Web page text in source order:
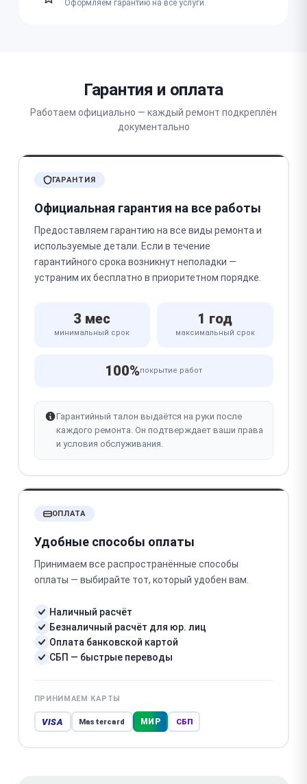
Оформляем гарантию на все услуги.
Гарантия и оплата
Работаем официально — каждый ремонт подкреплён
документально
ГАРАНТИЯ
Официальная гарантия на все работы
Предоставляем гарантию на все виды ремонта и
используемые детали. Если в течение
гарантийного срока возникнут неполадки —
устраним их бесплатно в приоритетном порядке.
3 мес
минимальный срок
1 год
максимальный срок
100%покрытие работ
Гарантийный талон выдаётся на руки после
каждого ремонта. Он подтверждает ваши права
и условия обслуживания.
ОПЛАТА
Удобные способы оплаты
Принимаем все распространённые способы
оплаты — выбирайте тот, который удобен вам.
Наличный расчёт
Безналичный расчёт для юр. лиц
Оплата банковской картой
СБП — быстрые переводы
ПРИНИМАЕМ КАРТЫ
VISA Mastercard МИР СБП